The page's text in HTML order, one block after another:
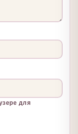
для